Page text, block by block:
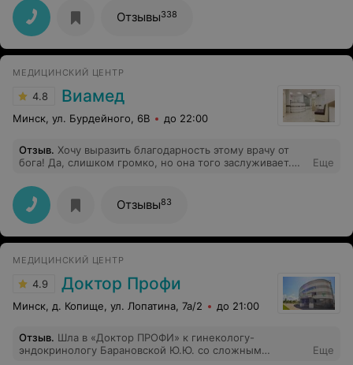
Отзывы338
МЕДИЦИНСКИЙ ЦЕНТР
4.8 Виамед
Минск, ул. Бурдейного, 6В до 22:00
Отзыв. Хочу выразить благодарность этому врачу от
бога! Да, слишком громко, но она того заслуживает.
Беларуси настаивали на удалении. История долгая, но
сейчас все хорошо и орган со мной! Наблюдаюсь у нее
каждые полгода и не устаю благодарить за ее
нелегкий труд!
Еще
Отзывы83
МЕДИЦИНСКИЙ ЦЕНТР
4.9 Доктор Профи
Минск, д. Копище, ул. Лопатина, 7а/2 до 21:00
Отзыв. Шла в «Доктор ПРОФИ» к гинекологу-
эндокринологу Барановской Ю.Ю. со сложным
Еще